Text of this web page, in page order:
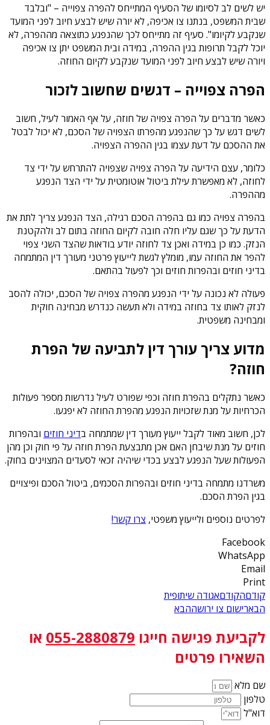
יש לשים לב לסיומו של הסעיף המתייחס להפרה צפוייה – "ובלבד
שבית המשפט, בנתנו צו אכיפה, לא יורה שיש לבצע חיוב לפני המועד
שנקבע לקיומו". סעיף זה מתייחס לכך שהנפגע כתוצאה מההפרה, לא
יוכל לקבל תרופות בגין ההפרה, במידה ובית המשפט יתן צו אכיפה
ויורה שיש לבצע חיוב לפני המועד שנקבע לקיום החוזה.
הפרה צפוייה – דגשים שחשוב לזכור
כאשר מדברים על הפרה צפויה של חוזה, על אף האמור לעיל, חשוב
לשים דגש על כך שהנפגע מהפרתו הצפויה של הסכם, לא יכול לבטל
את ההסכם על דעת עצמו בגין ההפרה הצפויה.
כלומר, עצם הידיעה על הפרה צפויה שצפויה להתרחש על ידי צד
לחוזה, לא מאפשרת עילת ביטול אוטומטית על ידי הצד הנפגע
מההפרה.
בהפרה צפויה כמו גם בהפרה הסכם רגילה, הצד הנפגע צריך לתת את
הדעת על כך שגם עליו חלה חובה לקיום החוזה בתום לב ולהקטנת
הנזק. כמו כן במידה ואכן צד לחוזה יודע בודאות שהצד השני צפוי
להפר את החוזה עמו, מומלץ לגשת לייעוץ פרטני מעורך דין המתמחה
בדיני חוזים ובהפרות חוזים וכך לפעול בהתאם.
פעולה לא נכונה על ידי הנפגע מהפרה צפויה של הסכם, יכולה להסב
לנזק לאותו צד בחוזה במידה ולא תעשה כנדרש מבחינה חוקית
ומבחינה משפטית.
מדוע צריך עורך דין לתביעה של הפרת
חוזה?
כאשר נתקלים בהפרת חוזה וכפי שפורט לעיל נדרשות מספר פעולות
הכרחיות על מנת שזכויות הנפגע מהפרת החוזה לא יפגעו.
לכן, חשוב מאוד לקבל ייעוץ מעורך דין שמתמחה בדיני חוזים ובהפרות
חוזים על מנת שיבחן האם אכן מתבצעת הפרת חוזה על פי חוק וכן מהן
הפעולות שעל הנפגע לבצע בכדי שיהיה זכאי לסעדים המצוינים בחוק.
משרדנו מתמחה בדיני חוזים ובהפרות הסכמים, ביטול הסכם ופיצויים
בגין הפרת הסכם.
לפרטים נוספים ולייעוץ משפטי, צרו קשר!
Facebook
WhatsApp
Email
Print
קודםהקודםאגודה שיתופית
הבארישום צו ירושההבא
לקביעת פגישה חייגו 055-2880879 או
השאירו פרטים
שם מלא
טלפון
דוא"ל